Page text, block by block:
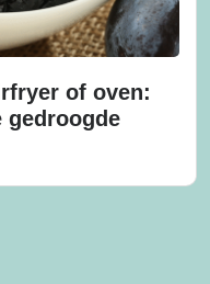
of oven:
gedroogde